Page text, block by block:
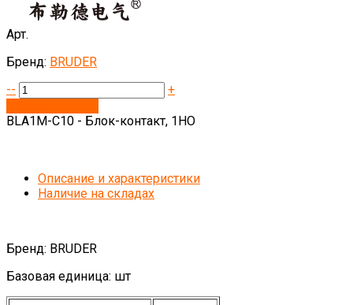
Арт.
Бренд: BRUDER
--
+
BLA1M-C10 - Блок-контакт, 1НО
Описание и характеристики
Наличие на складах
Бренд: BRUDER
Базовая единица: шт